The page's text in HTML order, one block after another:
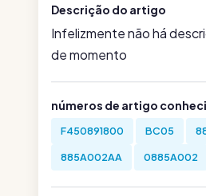
Descrição do artigo
Infelizmente não há
de momento
números de artigo
F450891800 BC05
885A002AA 0885A002